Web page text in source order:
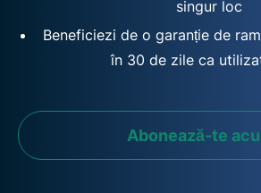
singur loc
Beneficiezi de o garanție de
în 30 de zile ca
Abonează-te